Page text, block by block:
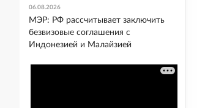
06.08.2026
МЭР: РФ рассчитывает заключить
безвизовые соглашения с
Индонезией и Малайзией